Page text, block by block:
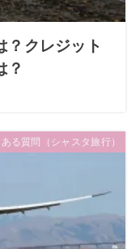
？クレジット
？
る質問（シャスタ旅行）